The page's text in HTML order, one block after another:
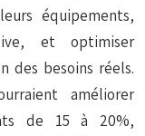
équipements,
et optimiser
des besoins réels.
améliorer
de 15 à 20%,